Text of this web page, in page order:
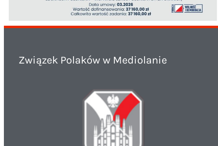
Związek Polaków w Mediolanie